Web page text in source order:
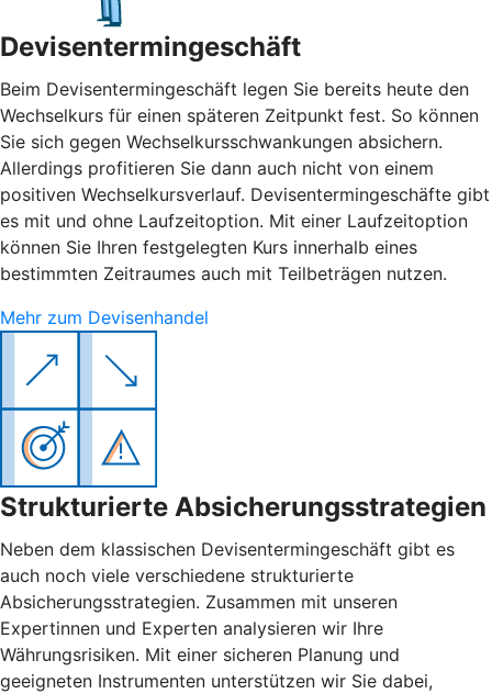
Devisentermingeschäft
Beim Devisentermingeschäft legen Sie bereits heute den
Wechselkurs für einen späteren Zeitpunkt fest. So können
Sie sich gegen Wechselkursschwankungen absichern.
Allerdings profitieren Sie dann auch nicht von einem
positiven Wechselkursverlauf. Devisentermingeschäfte gibt
es mit und ohne Laufzeitoption. Mit einer Laufzeitoption
können Sie Ihren festgelegten Kurs innerhalb eines
bestimmten Zeitraumes auch mit Teilbeträgen nutzen.
Mehr zum Devisenhandel
Strukturierte Absicherungsstrategien
Neben dem klassischen Devisentermingeschäft gibt es
auch noch viele verschiedene strukturierte
Absicherungsstrategien. Zusammen mit unseren
Expertinnen und Experten analysieren wir Ihre
Währungsrisiken. Mit einer sicheren Planung und
geeigneten Instrumenten unterstützen wir Sie dabei,